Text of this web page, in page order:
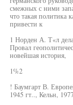
смежных с ними
что такая политика
привести к
1 Норден А. Т«л
Провал
новейшая история,
1%2
! Баумгарт В.
1945 гт.., Кельн,